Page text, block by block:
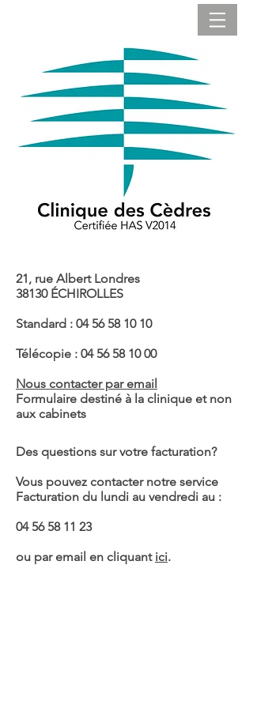
21, rue Albert Londres
38130 ÉCHIROLLES
Standard : 04 56 58 10 10
Télécopie : 04 56 58 10 00
Nous contacter par email
Formulaire destiné à la clinique et non
aux cabinets
Des questions sur votre facturation?
Vous pouvez contacter notre service
Facturation du lundi au vendredi au :
04 56 58 11 23
ou par email en cliquant ici.